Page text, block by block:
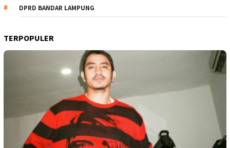
DPRD BANDAR LAMPUNG
TERPOPULER